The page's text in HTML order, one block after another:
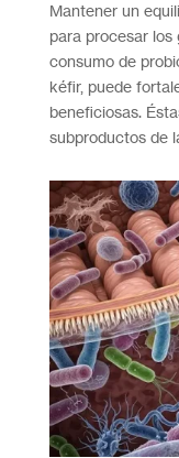
Mantener un
para procesar los
consumo de
kéfir, puede
beneficiosas.
subproductos de